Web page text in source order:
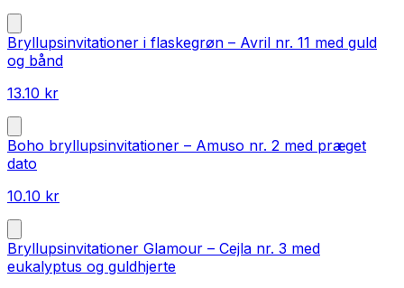
Bryllupsinvitationer i flaskegrøn – Avril nr. 11 med guld
og bånd
13.10 kr
Boho bryllupsinvitationer – Amuso nr. 2 med præget
dato
10.10 kr
Bryllupsinvitationer Glamour – Cejla nr. 3 med
eukalyptus og guldhjerte